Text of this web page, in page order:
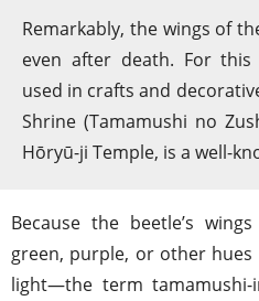
Remarkably, the wings of
even after death. For
used in crafts and
Shrine (Tamamushi no
Hōryū-ji Temple, is a well-
Because the beetle’s
green, purple, or other
light—the term